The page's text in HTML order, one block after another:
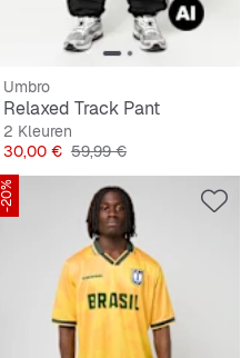
Umbro
Relaxed Track Pant
2 Kleuren
Prijs
30,00 € Originele Prijs
59,99 €
-20%